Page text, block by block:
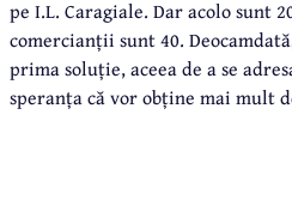
pe I.L. Caragiale. Dar acolo sunt
comercianții sunt 40.
prima soluție, aceea de a se
speranța că vor obține mai mult